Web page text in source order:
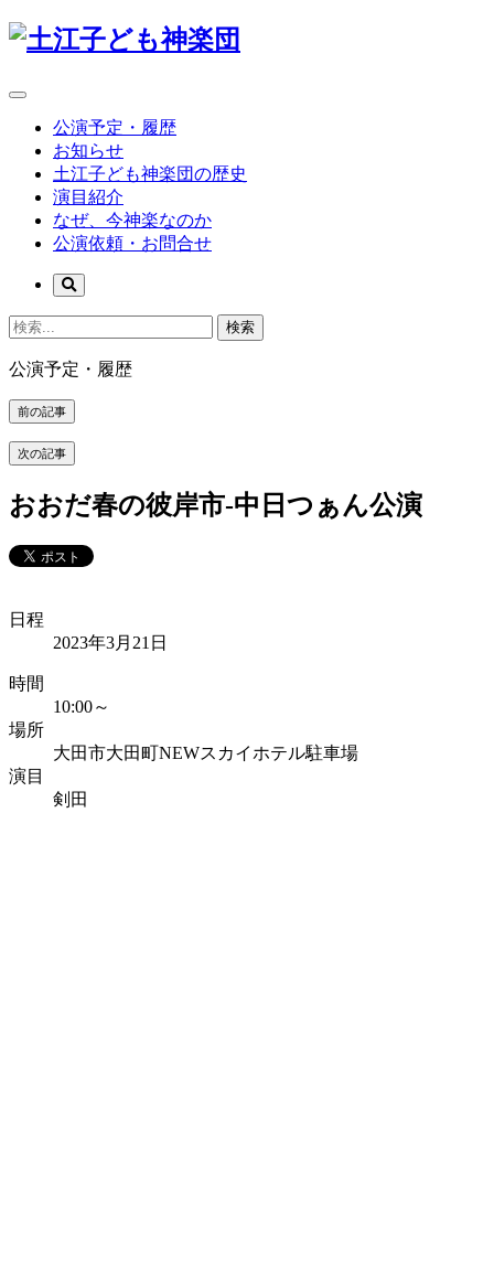
公演予定・履歴
お知らせ
土江子ども神楽団の歴史
演目紹介
なぜ、今神楽なのか
公演依頼・お問合せ
検索
公演予定・履歴
前の記事
次の記事
おおだ春の彼岸市-中日つぁん公演
日程
2023年3月21日
時間
10:00～
場所
大田市大田町NEWスカイホテル駐車場
演目
剣田